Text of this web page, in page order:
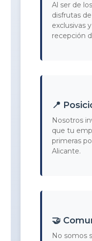
Al ser de
disfrutas
exclusivas
recepción
📍
Nosotros
que tu
primeras
Alicante.
🤝
No somos